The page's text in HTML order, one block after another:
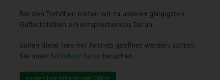
Bei den Torhöhen bieten wir zu unseren gängigsten
Geflechthöhen ein entsprechendes Tor an.
Sollen diese Tore mit Antrieb geöffnet werden, sollten
Sie unser Schiebtor Seite besuchen.